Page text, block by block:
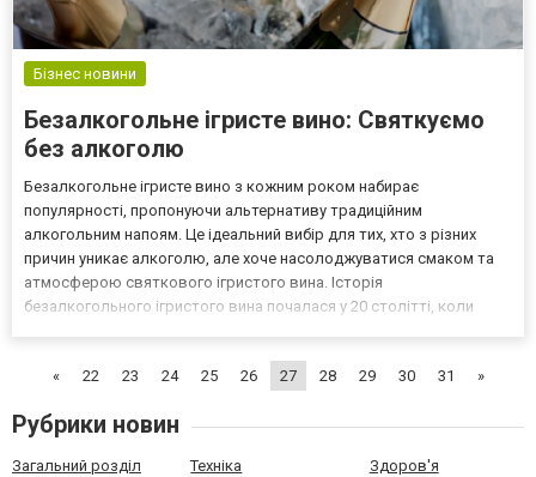
Бізнес новини
Безалкогольне ігристе вино: Святкуємо
без алкоголю
Безалкогольне ігристе вино з кожним роком набирає
популярності, пропонуючи альтернативу традиційним
алкогольним напоям. Це ідеальний вибір для тих, хто з різних
причин уникає алкоголю, але хоче насолоджуватися смаком та
атмосферою святкового ігристого вина. Історія
безалкогольного ігристого вина почалася у 20 столітті, коли
вагітних жінок...
« 22 23 24 25 26 27 28 29 30 31 »
Рубрики новин
Загальний розділ Техніка Здоров'я